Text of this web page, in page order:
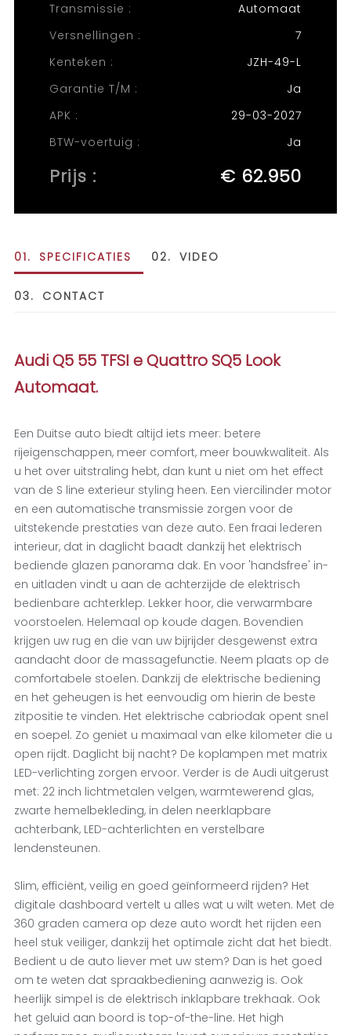
Transmissie :
Automaat
Versnellingen :
7
Kenteken :
JZH-49-L
Garantie T/M :
Ja
APK :
29-03-2027
BTW-voertuig :
Ja
Prijs : € 62.950
01. SPECIFICATIES 02. VIDEO
03. CONTACT
Audi Q5 55 TFSI e Quattro SQ5 Look
Automaat.
Een Duitse auto biedt altijd iets meer: betere
rijeigenschappen, meer comfort, meer bouwkwaliteit. Als
u het over uitstraling hebt, dan kunt u niet om het effect
van de S line exterieur styling heen. Een viercilinder motor
en een automatische transmissie zorgen voor de
uitstekende prestaties van deze auto. Een fraai lederen
interieur, dat in daglicht baadt dankzij het elektrisch
bediende glazen panorama dak. En voor 'handsfree' in-
en uitladen vindt u aan de achterzijde de elektrisch
bedienbare achterklep. Lekker hoor, die verwarmbare
voorstoelen. Helemaal op koude dagen. Bovendien
krijgen uw rug en die van uw bijrijder desgewenst extra
aandacht door de massagefunctie. Neem plaats op de
comfortabele stoelen. Dankzij de elektrische bediening
en het geheugen is het eenvoudig om hierin de beste
zitpositie te vinden. Het elektrische cabriodak opent snel
en soepel. Zo geniet u maximaal van elke kilometer die u
open rijdt. Daglicht bij nacht? De koplampen met matrix
LED-verlichting zorgen ervoor. Verder is de Audi uitgerust
met: 22 inch lichtmetalen velgen, warmtewerend glas,
zwarte hemelbekleding, in delen neerklapbare
achterbank, LED-achterlichten en verstelbare
lendensteunen.
Slim, efficiënt, veilig en goed geïnformeerd rijden? Het
digitale dashboard vertelt u alles wat u wilt weten. Met de
360 graden camera op deze auto wordt het rijden een
heel stuk veiliger, dankzij het optimale zicht dat het biedt.
Bedient u de auto liever met uw stem? Dan is het goed
om te weten dat spraakbediening aanwezig is. Ook
heerlijk simpel is de elektrisch inklapbare trekhaak. Ook
het geluid aan boord is top-of-the-line. Het high